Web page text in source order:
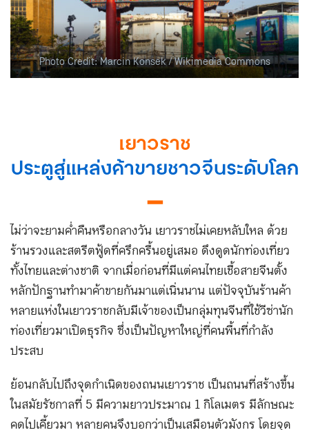
Photo Credit: Marcin Konsek / Wikimedia Commons
เยาวราช
ประตูสู่แหล่งค้าขายชาวจีนระดับโลก
ไม่ว่าจะยามค่ำคืนหรือกลางวัน เยาวราชไม่เคยหลับใหล ด้วย
ร้านรวงและสตรีตฟู้ดที่ครึกครื้นอยู่เสมอ ดึงดูดนักท่องเที่ยว
ทั้งไทยและต่างชาติ จากเมื่อก่อนที่มีแต่คนไทยเชื้อสายจีนตั้ง
หลักปักฐานทำมาค้าขายกันมาแต่เนิ่นนาน แต่ปัจจุบันร้านค้า
หลายแห่งในเยาวราชกลับมีเจ้าของเป็นกลุ่มทุนจีนที่ใช้วีซ่านัก
ท่องเที่ยวมาเปิดธุรกิจ ซึ่งเป็นปัญหาใหญ่ที่คนพื้นที่กำลัง
ประสบ
ย้อนกลับไปถึงจุดกำเนิดของถนนเยาวราช เป็นถนนที่สร้างขึ้น
ในสมัยรัชกาลที่ 5 มีความยาวประมาณ 1 กิโลเมตร มีลักษณะ
คดไปเคี้ยวมา หลายคนจึงบอกว่าเป็นเสมือนตัวมังกร โดยจุด